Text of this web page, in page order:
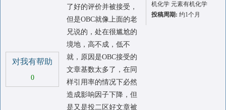
对我有帮助
0
了好的评价并被接受，
但是OBC就像上面的老
兄说的，处在很尴尬的
境地，高不成，低不
就，原因是OBC接受的
文章基数太多了，在同
样引用率的情况下必然
造成影响因子下降，但
是又是投二区好文章被
机化学 元素有机化学
投稿周期: 约1个月